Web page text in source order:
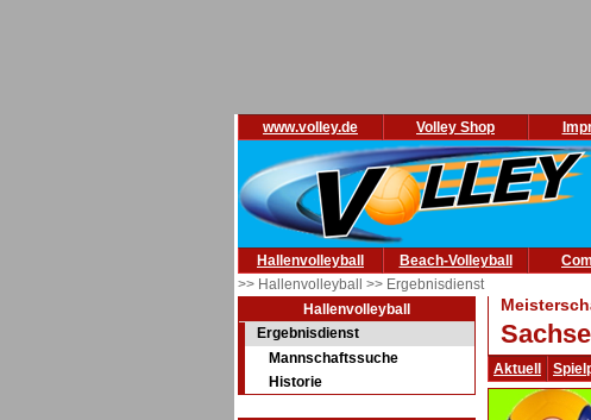
www.volley.de Volley Shop
Hallenvolleyball Beach-Volleyball
>> Hallenvolleyball >> Ergebnisdienst
Hallenvolleyball
Ergebnisdienst
Mannschaftssuche
Historie
Aktuell